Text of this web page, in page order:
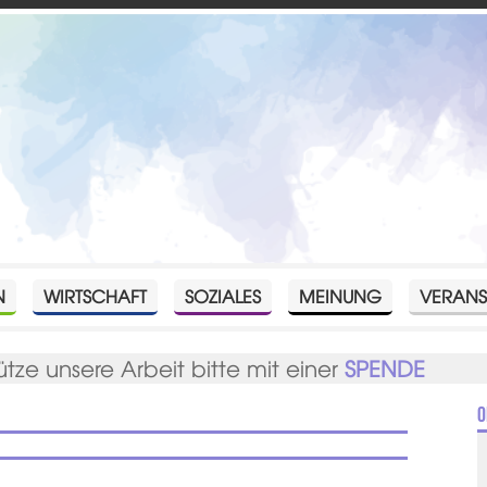
WIRTSCHAFT SOZIALES MEINUNG
unsere Arbeit bitte mit einerSPENDE